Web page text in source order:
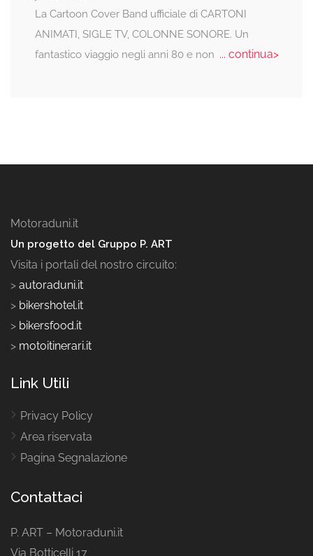
La Cartoon Cover Band ufficiale di CARTONI
ANIMATI, SIGLE TV, COLONNE SONORE. Un
fantastico viaggio negli anni 80 e non ... continua>
Motoraduni.it
Un progetto del Gruppo P. ART
Visita i portali del nostro circuito:
> autoraduni.it
> bikershotel.it
> bikersfood.it
> motoitinerari.it
Link Utili
Privacy Policy
Area riservata
Pagina Segnalazione
Contattaci
P. ART – Motoraduni.it
Via Botticelli 17